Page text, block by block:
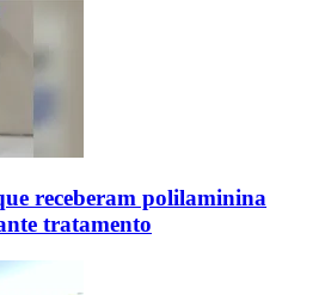
receberam polilaminina
tratamento